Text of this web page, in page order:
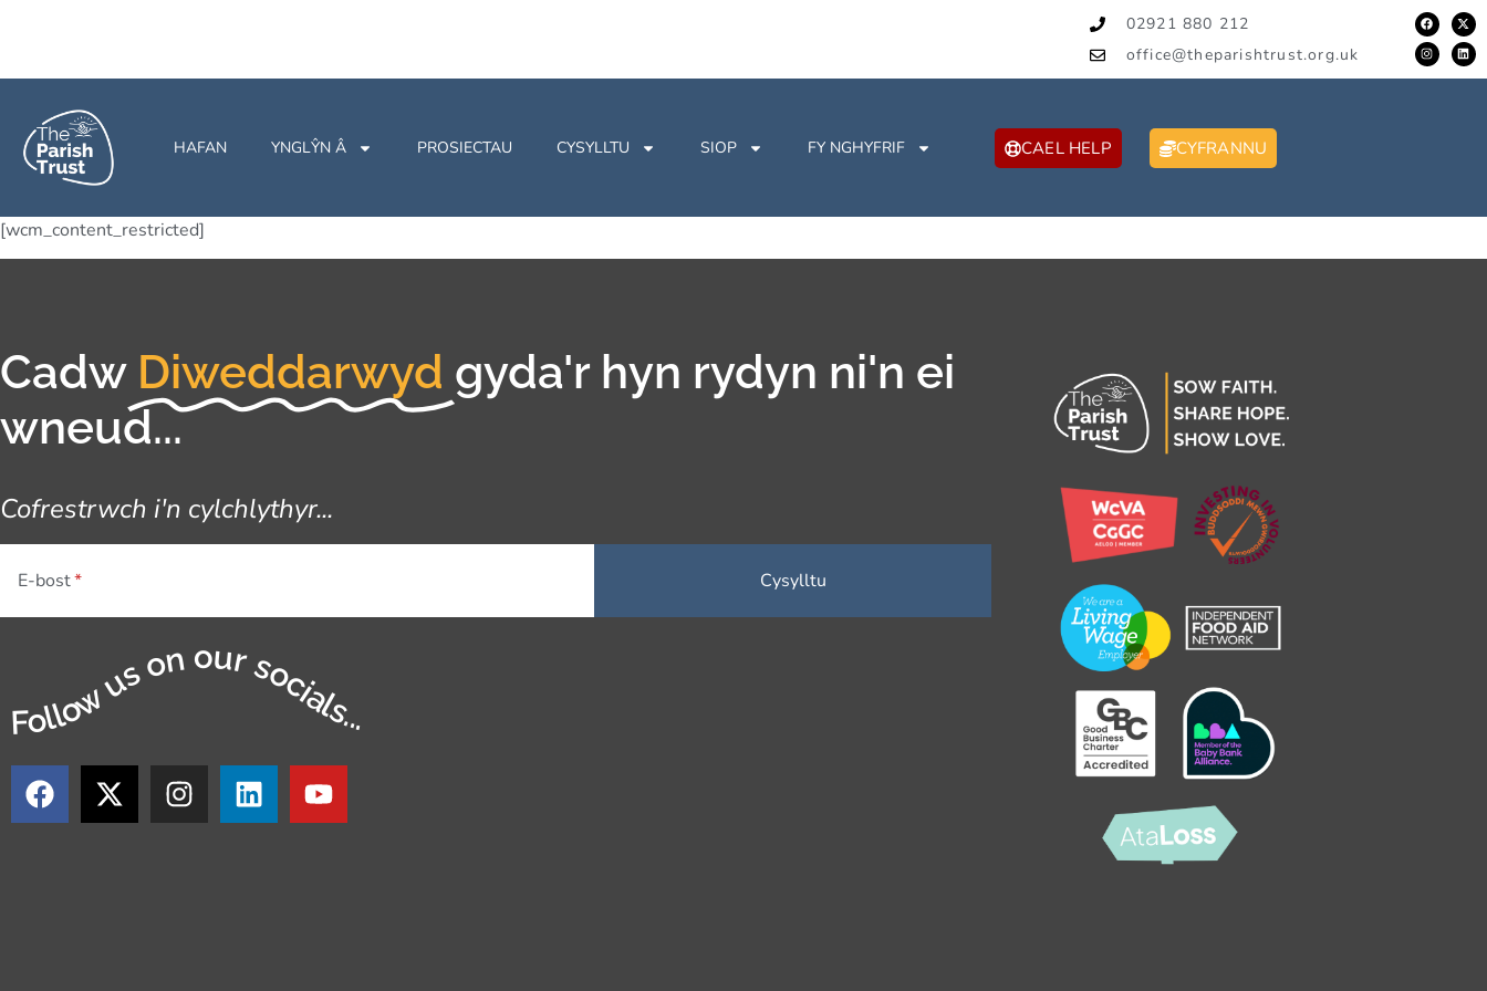
02921 880 212
office@theparishtrust.org.uk
HAFAN YNGLŶN Â PROSIECTAU CYSYLLTU SIOP FY NGHYFRIF CAEL HELP CYFRANNU
[wcm_content_restricted]
Cadw Diweddarwyd gyda'r hyn rydyn ni'n ei
wneud...
Cofrestrwch i'n cylchlythyr...
E-bost
Follow us on our socials...